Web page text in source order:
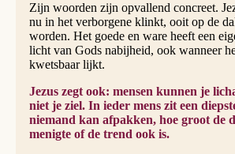
Zijn woorden zijn opvallend concreet.
nu in het verborgene klinkt, ooit op de
worden. Het goede en ware heeft een
licht van Gods nabijheid, ook wanneer
kwetsbaar lijkt.
Jezus zegt ook: mensen kunnen je
niet je ziel. In ieder mens zit een
niemand kan afpakken, hoe groot de
menigte of de trend ook is.